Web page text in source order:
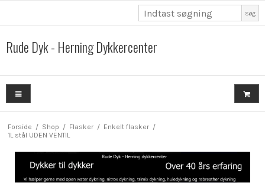
Søg
Rude Dyk - Herning Dykkercenter
Forside / Shop / Flasker / Enkelt flasker /
1L stål UDEN VENTIL